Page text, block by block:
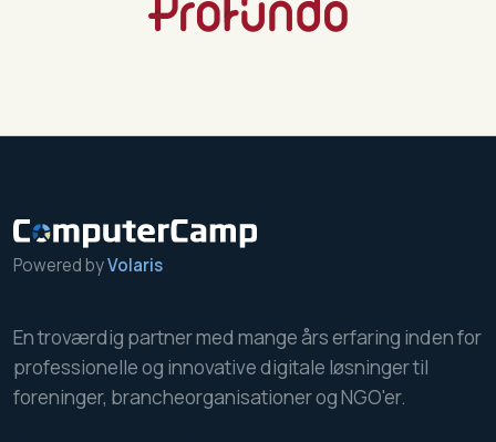
Powered byVolaris
En troværdig partner med mange års erfaring inden for
professionelle og innovative digitale løsninger til
foreninger, brancheorganisationer og NGO'er.